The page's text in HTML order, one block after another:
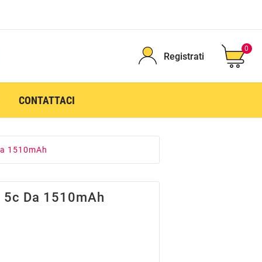
Registrati
0
CONTATTACI
1510mAh
Da 1510mAh